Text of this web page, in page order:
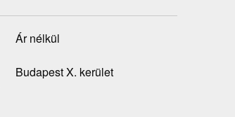
Ár nélkül
Budapest X. kerület